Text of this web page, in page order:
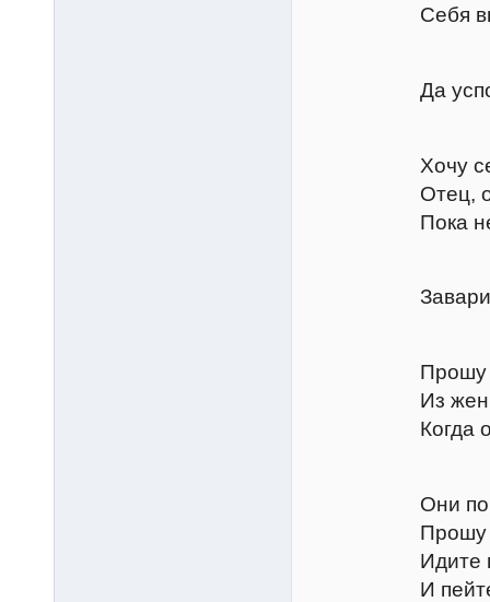
Себя вы
Да
Хочу
Отец, он
Пока не
Заварится
Прошу к
Из женщины
Когда она
Они пойдут к
Прошу
Идите
И пейте